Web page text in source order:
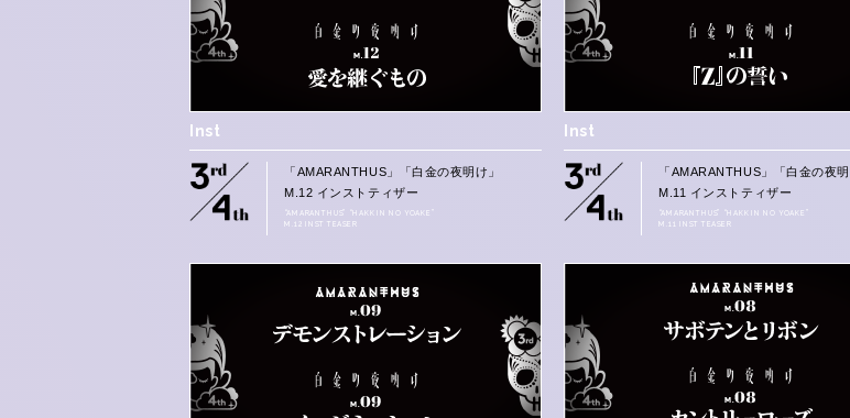
Inst
「AMARANTHUS」「白金の夜明け」
M.12 インストティザー
“AMARANTHUS” “HAKKIN NO YOAKE”
M.12 INST TEASER
Inst
「AMARANTHUS」「白金の夜明
M.11 インストティザー
“AMARANTHUS” “HAKKIN NO YOAKE”
M.11 INST TEASER